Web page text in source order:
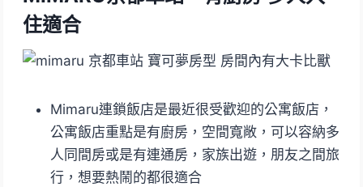
住適合
Mimaru連鎖飯店是最近很受歡迎的公寓飯店，
公寓飯店重點是有廚房，空間寬敞，可以容納多
人同間房或是有連通房，家族出遊，朋友之間旅
行，想要熱鬧的都很適合